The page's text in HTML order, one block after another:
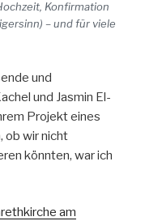
Konfirmation
– und für viele
und
und Jasmin El-
Projekt eines
ob wir nicht
könnten, war ich
am